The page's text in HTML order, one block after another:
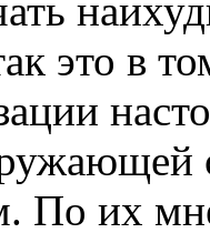
это в
По их